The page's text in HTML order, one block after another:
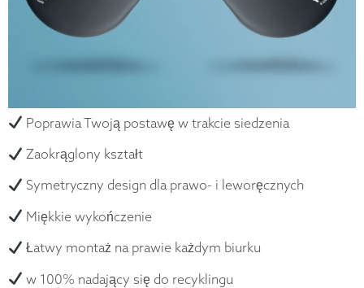
Poprawia Twoją postawę w trakcie siedzenia
Zaokrąglony kształt
Symetryczny design dla prawo- i leworęcznych
Miękkie wykończenie
Łatwy montaż na prawie każdym biurku
w 100% nadający się do recyklingu